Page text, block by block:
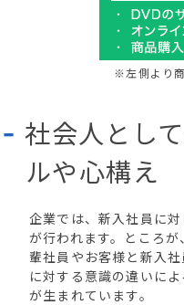
※左側より
社会人とし
ルや心構え
企業では、新入社員に
が行われます。ところ
輩社員やお客様と新入
に対する意識の違いに
が生まれています。